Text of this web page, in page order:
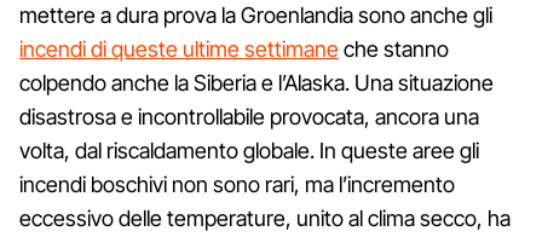
mettere a dura prova la Groenlandia sono anche gli
incendi di queste ultime settimaneche stanno
colpendo anche la Siberia e l’Alaska. Una situazione
disastrosa e incontrollabile provocata, ancora una
volta, dal riscaldamento globale. In queste aree gli
incendi boschivi non sono rari, ma l’incremento
eccessivo delle temperature, unito al clima secco, ha